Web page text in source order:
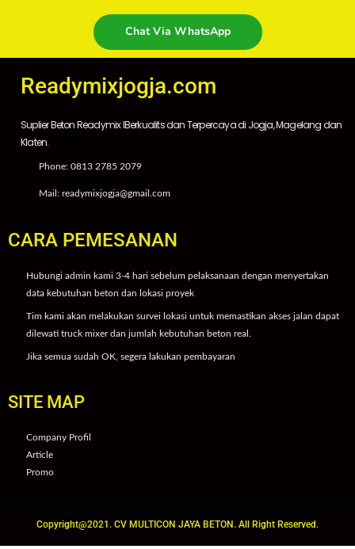
Chat Via WhatsApp
Readymixjogja.com
Suplier Beton Readymix IBerkualits dan Terpercaya di Jogja, Magelang dan
Klaten.
Phone: 0813 2785 2079
Mail: readymixjogja@gmail.com
CARA PEMESANAN
Hubungi admin kami 3-4 hari sebelum pelaksanaan dengan menyertakan
data kebutuhan beton dan lokasi proyek
Tim kami akan melakukan survei lokasi untuk memastikan akses jalan dapat
dilewati truck mixer dan jumlah kebutuhan beton real.
Jika semua sudah OK, segera lakukan pembayaran
SITE MAP
Company Profil
Article
Promo
Copyright@2021. CV MULTICON JAYA BETON. All Right Reserved.